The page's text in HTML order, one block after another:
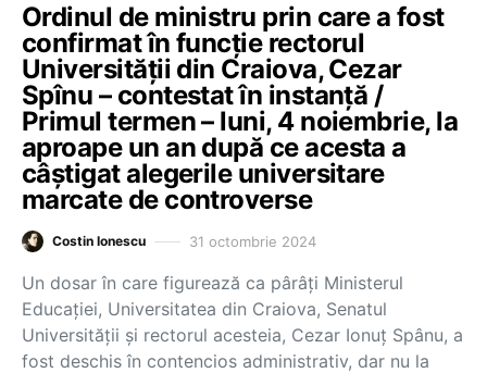
Ordinul de ministru prin care a fost
confirmat în funcție rectorul
Universității din Craiova, Cezar
Spînu – contestat în instanță /
Primul termen – luni, 4 noiembrie, la
aproape un an după ce acesta a
câștigat alegerile universitare
marcate de controverse
Costin Ionescu 31 octombrie 2024
Un dosar în care figurează ca pârâți Ministerul
Educației, Universitatea din Craiova, Senatul
Universității și rectorul acesteia, Cezar Ionuț Spânu, a
fost deschis în contencios administrativ, dar nu la